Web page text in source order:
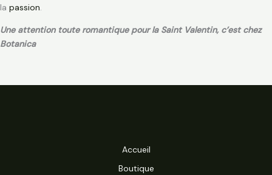
la passion.
Une attention toute romantique pour la Saint Valentin, c’est chez
Botanica
Accueil
Boutique